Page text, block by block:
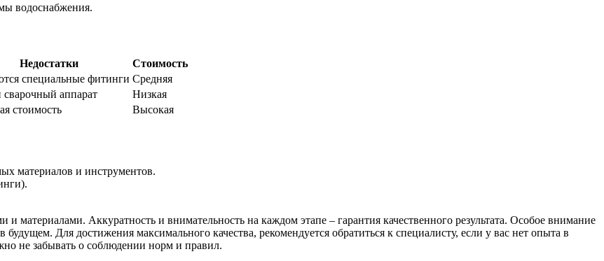
водоснабжения.
Недостатки
Стоимость
специальные фитинги Средняя
аппарат
Низкая
стоимость Высокая
материалов и инструментов.
материалами. Аккуратность и внимательность на каждом этапе – гарантия качественного результата. Особое внимание
Для достижения максимального качества, рекомендуется обратиться к специалисту, если у вас нет опыта в
не забывать о соблюдении норм и правил.